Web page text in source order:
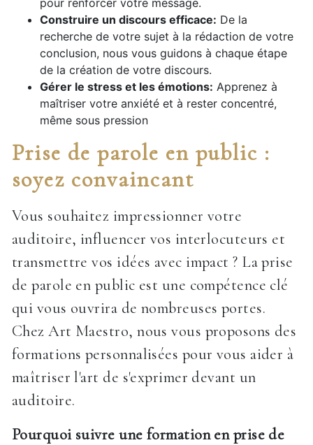
pour renforcer votre message.
Construire un discours efficace: De la
recherche de votre sujet à la rédaction de votre
conclusion, nous vous guidons à chaque étape
de la création de votre discours.
Gérer le stress et les émotions: Apprenez à
maîtriser votre anxiété et à rester concentré,
même sous pression
Prise de parole en public :
soyez convaincant
Vous souhaitez impressionner votre
auditoire, influencer vos interlocuteurs et
transmettre vos idées avec impact ? La prise
de parole en public est une compétence clé
qui vous ouvrira de nombreuses portes.
Chez Art Maestro, nous vous proposons des
formations personnalisées pour vous aider à
maîtriser l'art de s'exprimer devant un
auditoire.
Pourquoi suivre une formation en prise de